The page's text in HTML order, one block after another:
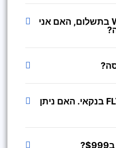
יש לי כבר מינוי +Wolt בתשלום, האם אני
יש לי כרטיס FLY CARD בנקאי. האם ניתן